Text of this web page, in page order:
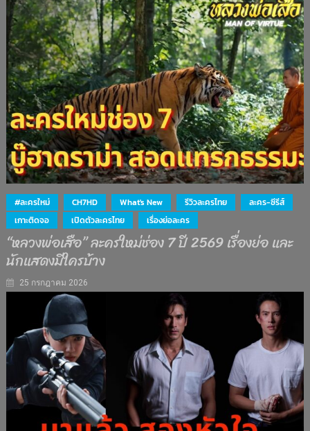
#ละครใหม่ CH7HD What's New รีวิวละครไทย
ละคร-ซีรีส์
เกาะติดจอ
เปิดตัวละครไทย เรื่องย่อละคร
“หลวงพ่อเสือ” ละครใหม่ช่อง 7 ปี 2569 เรื่องย่อ และ
นักแสดงมีใครบ้าง
25 กรกฎาคม 2026